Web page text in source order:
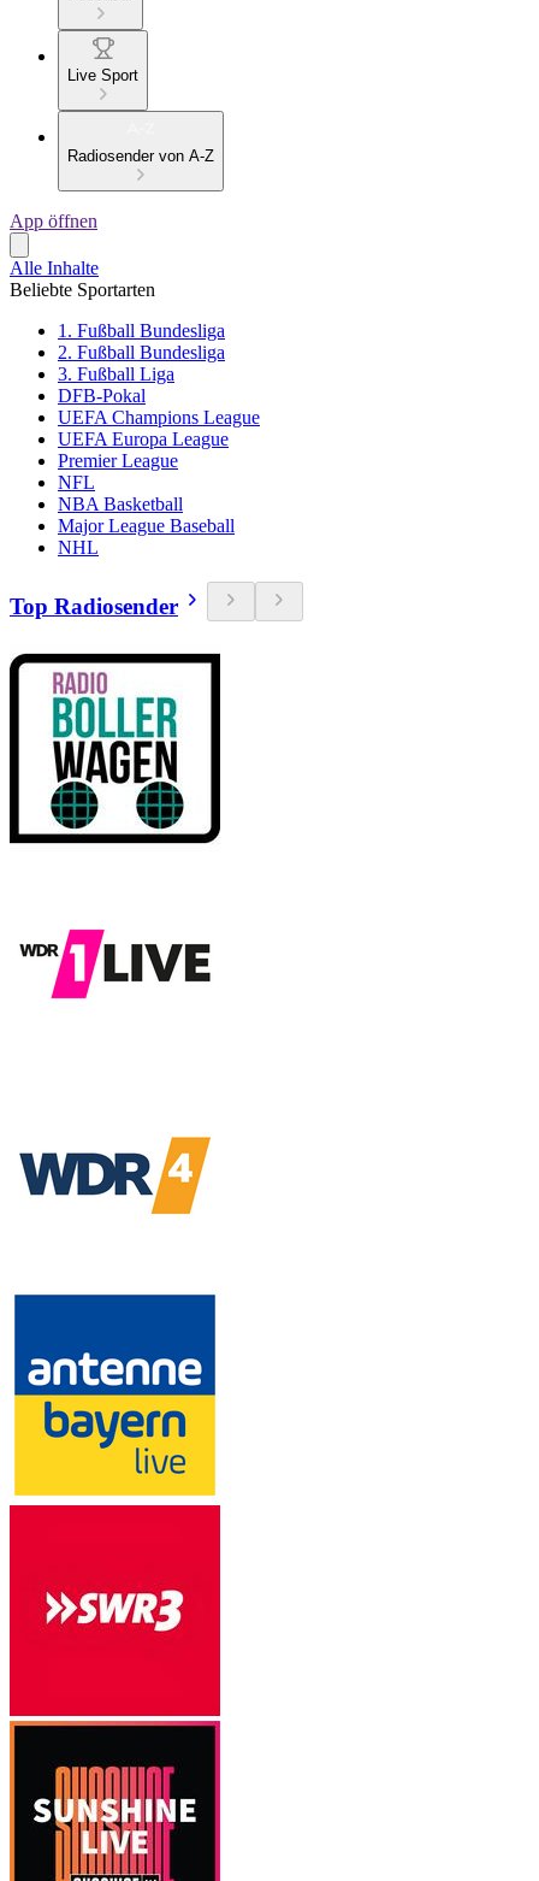
Live Sport
Radiosender von A-Z
App öffnen
Alle Inhalte
Beliebte Sportarten
1. Fußball Bundesliga
2. Fußball Bundesliga
3. Fußball Liga
DFB-Pokal
UEFA Champions League
UEFA Europa League
Premier League
NFL
NBA Basketball
Major League Baseball
NHL
Top Radiosender